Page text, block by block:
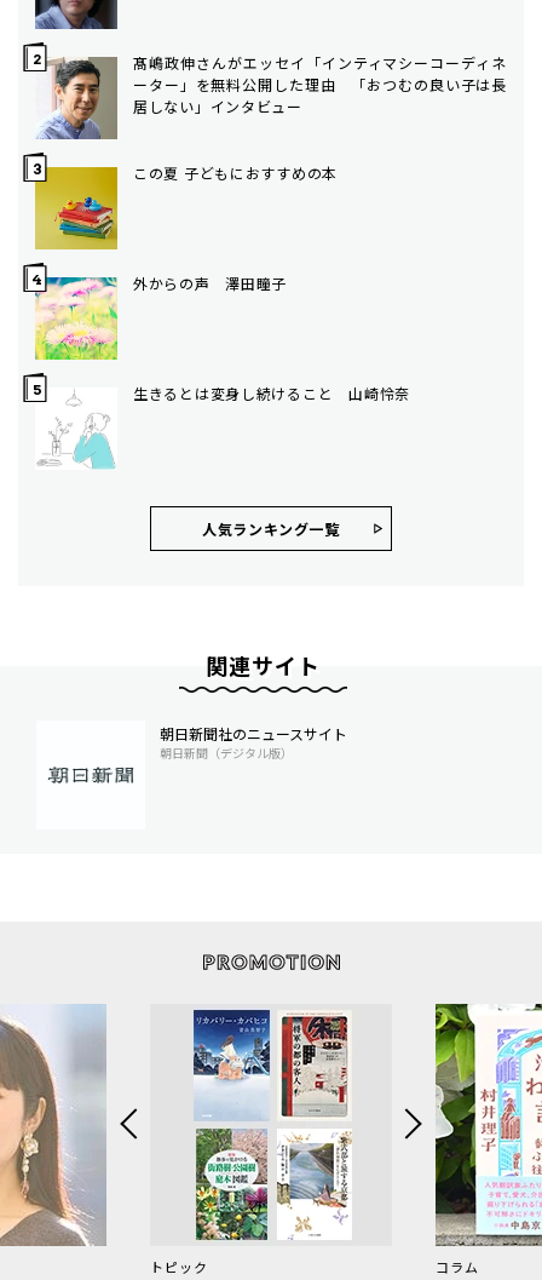
髙嶋政伸さんがエッセイ「インティマシーコーディネ
ーター」を無料公開した理由 「おつむの良い子は長
居しない」インタビュー
この夏 子どもにおすすめの本
外からの声 澤田瞳子
生きるとは変身し続けること 山崎怜奈
人気ランキング⼀覧
関連サイト
朝日新聞社のニュースサイト
朝日新聞（デジタル版）
トピック コラム